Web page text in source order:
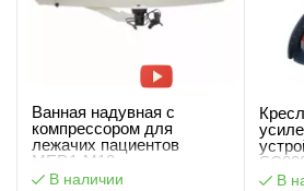
Ванная надувная с
компрессором для
лежачих пациентов
MED1-M10
В наличии
В